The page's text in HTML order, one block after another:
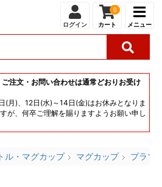
ログイン
0
カート メニュー
ご注文・お問い合わせは通常どおりお受け
(月)、12日(水)～14日(金)はお休みとなりま
が、何卒ご理解を賜りますようお願い申し
ル・マグカップ マグカップ プラマ